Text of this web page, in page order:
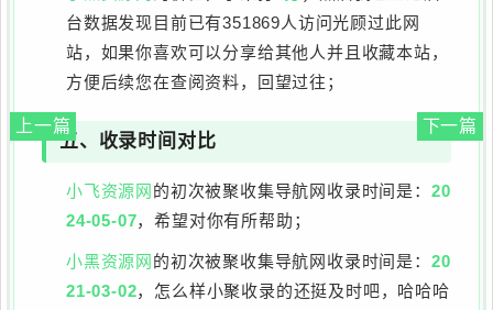
上一篇 下一篇
台数据发现目前已有351869人访问光顾过此网
站，如果你喜欢可以分享给其他人并且收藏本站，
方便后续您在查阅资料，回望过往；
五、收录时间对比
小飞资源网 的初次被聚收集导航网收录时间是： 20
24-05-07，希望对你有所帮助；
小黑资源网 的初次被聚收集导航网收录时间是： 20
21-03-02，怎么样小聚收录的还挺及时吧，哈哈哈